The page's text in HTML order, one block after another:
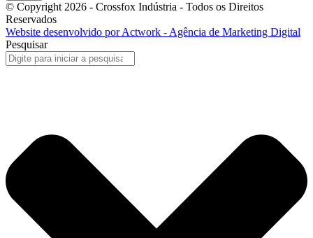
© Copyright 2026 - Crossfox Indústria - Todos os Direitos
Reservados
Website desenvolvido por Actwork - Agência de Marketing Digital
Pesquisar